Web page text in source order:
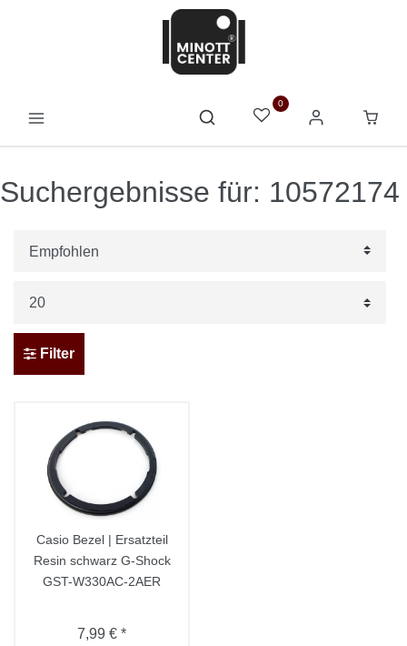
0
Suchergebnisse für: 10572174
Filter
Casio Bezel | Ersatzteil
Resin schwarz G-Shock
GST-W330AC-2AER
7,99 € *